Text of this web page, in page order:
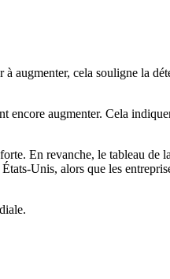
augmenter, cela souligne la
encore augmenter. Cela
En revanche, le tableau de
Unis, alors que les